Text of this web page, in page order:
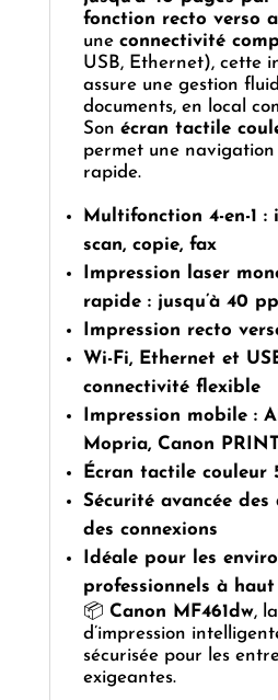
fonction recto verso
une connectivité
USB, Ethernet), cette
assure une gestion
documents, en local
Son écran tactile
permet une navigation
rapide.
Multifonction 4-en-1 :
scan, copie, fax
Impression laser
rapide : jusqu’à 40
Impression recto
Wi-Fi, Ethernet et
connectivité flexible
Impression mobile :
Mopria, Canon
Écran tactile couleur
Sécurité avancée
des connexions
Idéale pour les
professionnels à
📦 Canon MF461dw,
d’impression
sécurisée pour les
exigeantes.